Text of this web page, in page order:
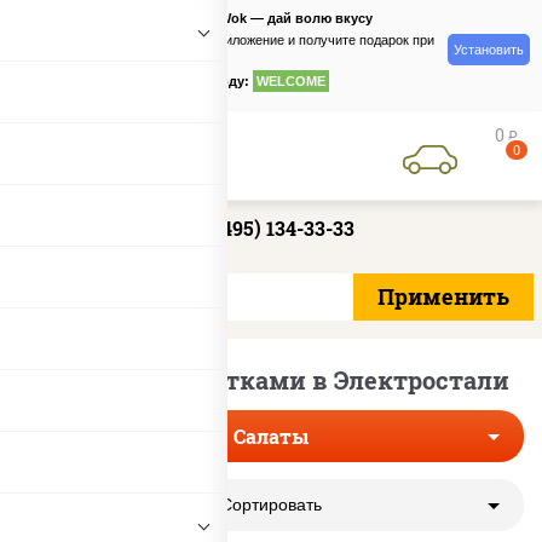
PizzaSushiWok — дай волю вкусу
Скачайте приложение и получите подарок при
по промокоду: WELCOME
Установить
0 руб
0
+7 (495) 134-33-33
Салаты с креветками в Электростали
Салаты
Сортировать